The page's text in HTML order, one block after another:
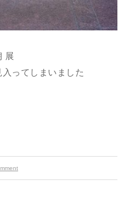
展
ってしまいました